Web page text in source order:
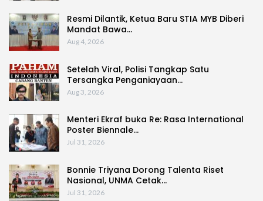
Resmi Dilantik, Ketua Baru STIA MYB Diberi
Mandat Bawa…
Aug 4, 2026
Setelah Viral, Polisi Tangkap Satu
Tersangka Penganiayaan…
Aug 3, 2026
Menteri Ekraf buka Re: Rasa International
Poster Biennale…
Jul 31, 2026
Bonnie Triyana Dorong Talenta Riset
Nasional, UNMA Cetak…
Jul 31, 2026